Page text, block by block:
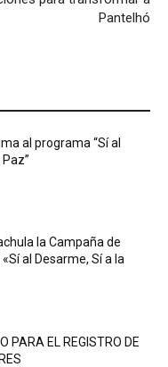
Pantelhó
al programa “Sí al
la Campaña de
al Desarme, Sí a la
PARA EL REGISTRO DE